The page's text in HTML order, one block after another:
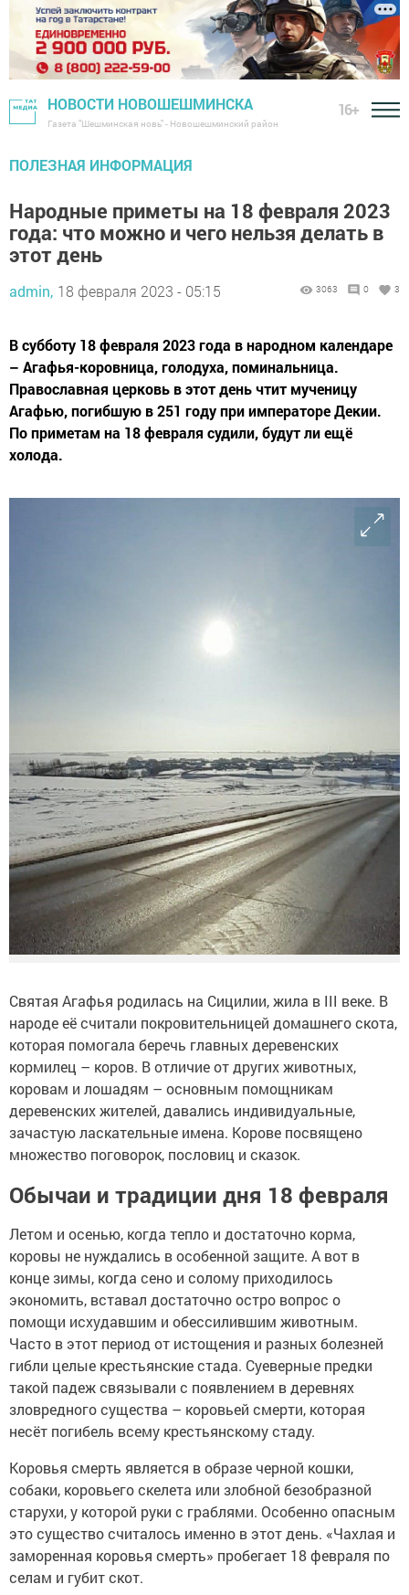
НОВОСТИ НОВОШЕШМИНСКА
Газета "Шешминская новь" - Новошешминский район
16+
ПОЛЕЗНАЯ ИНФОРМАЦИЯ
Народные приметы на 18 февраля 2023
года: что можно и чего нельзя делать в
этот день
admin, 18 февраля 2023 - 05:15 3063 0 3
В субботу 18 февраля 2023 года в народном календаре
– Агафья-коровница, голодуха, поминальница.
Православная церковь в этот день чтит мученицу
Агафью, погибшую в 251 году при императоре Декии.
По приметам на 18 февраля судили, будут ли ещё
холода.
Святая Агафья родилась на Сицилии, жила в III веке. В
народе её считали покровительницей домашнего скота,
которая помогала беречь главных деревенских
кормилец – коров. В отличие от других животных,
коровам и лошадям – основным помощникам
деревенских жителей, давались индивидуальные,
зачастую ласкательные имена. Корове посвящено
множество поговорок, пословиц и сказок.
Обычаи и традиции дня 18 февраля
Летом и осенью, когда тепло и достаточно корма,
коровы не нуждались в особенной защите. А вот в
конце зимы, когда сено и солому приходилось
экономить, вставал достаточно остро вопрос о
помощи исхудавшим и обессилившим животным.
Часто в этот период от истощения и разных болезней
гибли целые крестьянские стада. Суеверные предки
такой падеж связывали с появлением в деревнях
зловредного существа – коровьей смерти, которая
несёт погибель всему крестьянскому стаду.
Коровья смерть является в образе черной кошки,
собаки, коровьего скелета или злобной безобразной
старухи, у которой руки с граблями. Особенно опасным
это существо считалось именно в этот день. «Чахлая и
заморенная коровья смерть» пробегает 18 февраля по
селам и губит скот.